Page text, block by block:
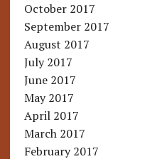
October 2017
September 2017
August 2017
July 2017
June 2017
May 2017
April 2017
March 2017
February 2017